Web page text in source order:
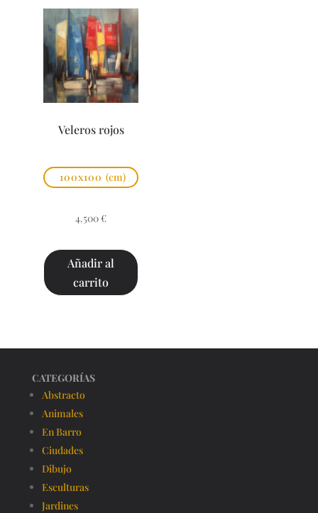
Veleros rojos
100x100 (cm)
4.500 €
Añadir al
carrito
CATEGORÍAS
Abstracto
Animales
En Barro
Ciudades
Dibujo
Esculturas
Jardines